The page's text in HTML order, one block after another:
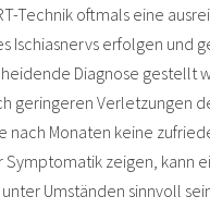
Technik oftmals eine
Ischiasnervs erfolgen und
Diagnose gestellt
geringeren Verletzungen
nach Monaten keine
Symptomatik zeigen, kann
Umständen sinnvoll